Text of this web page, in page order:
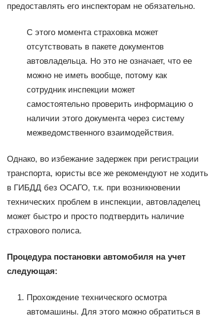
предоставлять его инспекторам не обязательно.
С этого момента страховка может
отсутствовать в пакете документов
автовладельца. Но это не означает, что ее
можно не иметь вообще, потому как
сотрудник инспекции может
самостоятельно проверить информацию о
наличии этого документа через систему
межведомственного взаимодействия.
Однако, во избежание задержек при регистрации
транспорта, юристы все же рекомендуют не ходить
в ГИБДД без ОСАГО, т.к. при возникновении
технических проблем в инспекции, автовладелец
может быстро и просто подтвердить наличие
страхового полиса.
Процедура постановки автомобиля на учет
следующая:
Прохождение технического осмотра
автомашины. Для этого можно обратиться в